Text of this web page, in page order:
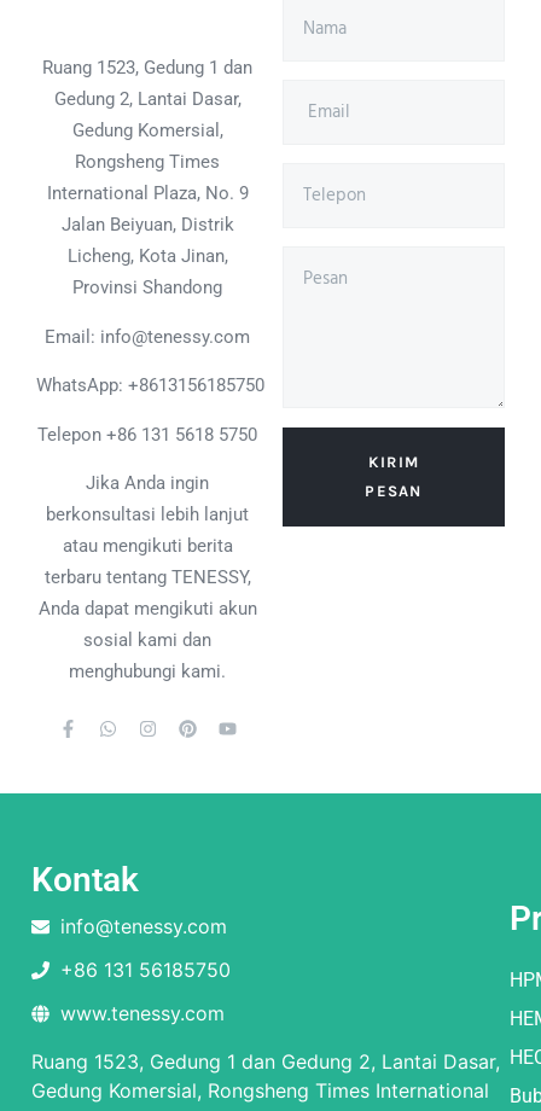
Ruang 1523, Gedung 1 dan
Gedung 2, Lantai Dasar,
Gedung Komersial,
Rongsheng Times
International Plaza, No. 9
Jalan Beiyuan, Distrik
Licheng, Kota Jinan,
Provinsi Shandong
Email: info@tenessy.com
WhatsApp: +8613156185750
Telepon +86 131 5618 5750
Jika Anda ingin
berkonsultasi lebih lanjut
atau mengikuti berita
terbaru tentang TENESSY,
Anda dapat mengikuti akun
sosial kami dan
menghubungi kami.
KIRIM
PESAN
Kontak
info@tenessy.com
+86 131 56185750
www.tenessy.com
Ruang 1523, Gedung 1 dan Gedung 2, Lantai Dasar,
Gedung Komersial, Rongsheng Times International